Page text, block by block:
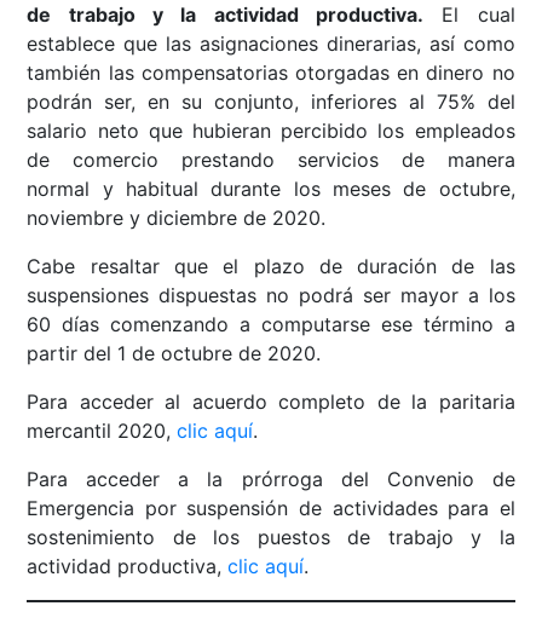
de trabajo y la actividad productiva. El cual
establece que las asignaciones dinerarias, así como
también las compensatorias otorgadas en dinero no
podrán ser, en su conjunto, inferiores al 75% del
salario neto que hubieran percibido los empleados
de comercio prestando servicios de manera
normal y habitual durante los meses de octubre,
noviembre y diciembre de 2020.
Cabe resaltar que el plazo de duración de las
suspensiones dispuestas no podrá ser mayor a los
60 días comenzando a computarse ese término a
partir del 1 de octubre de 2020.
Para acceder al acuerdo completo de la paritaria
mercantil 2020,clic aquí.
Para acceder a la prórroga del Convenio de
Emergencia por suspensión de actividades para el
sostenimiento de los puestos de trabajo y la
actividad productiva,clic aquí.